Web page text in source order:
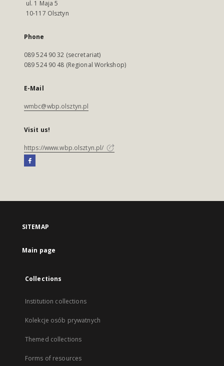
ul. 1 Maja 5
10-117 Olsztyn
Phone
089 524 90 32 (secretariat)
089 524 90 48 (Regional Workshop)
E-Mail
wmbc@wbp.olsztyn.pl
Visit us!
https://www.wbp.olsztyn.pl/
SITEMAP
Main page
Collections
Institution collections
Kolekcje osób prywatnych
Themed collections
Forms of resources